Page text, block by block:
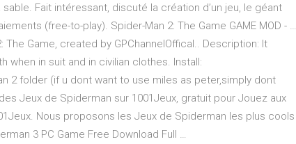
Fait intéressant, discuté la création d’un jeu, le géant
(free-to-play). Spider-Man 2: The Game GAME MOD - …
Game, created by GPChannelOffical.. Description: It
when in suit and in civilian clothes. Install:
2 folder (if u dont want to use miles as peter,simply dont
Jeux de Spiderman sur 1001Jeux, gratuit pour Jouez aux
Nous proposons les Jeux de Spiderman les plus cools
3 PC Game Free Download Full …